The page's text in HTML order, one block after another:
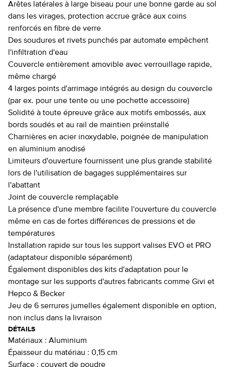
Arêtes latérales à large biseau pour une bonne garde au sol
dans les virages, protection accrue grâce aux coins
renforcés en fibre de verre
Des soudures et rivets punchés par automate empêchent
l'infiltration d'eau
Couvercle entièrement amovible avec verrouillage rapide,
même chargé
4 larges points d'arrimage intégrés au design du couvercle
(par ex. pour une tente ou une pochette accessoire)
Solidité à toute épreuve grâce aux motifs embossés, aux
bords soudés et au rail de maintien préinstallé
Charnières en acier inoxydable, poignée de manipulation
en aluminium anodisé
Limiteurs d'ouverture fournissent une plus grande stabilité
lors de l'utilisation de bagages supplémentaires sur
l'abattant
Joint de couvercle remplaçable
La présence d'une membre facilite l'ouverture du couvercle
même en cas de fortes différences de pressions et de
températures
Installation rapide sur tous les support valises EVO et PRO
(adaptateur disponible séparément)
Également disponibles des kits d'adaptation pour le
montage sur les supports d'autres fabricants comme Givi et
Hepco & Becker
Jeu de 6 serrures jumelles également disponible en option,
non inclus dans la livraison
DÉTAILS
Matériaux : Aluminium
Épaisseur du matériau : 0,15 cm
Surface : couvert de poudre